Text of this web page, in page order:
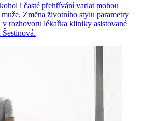
i časté přehřívání varlat mohou
Změna životního stylu parametry
v rozhovoru lékařka kliniky asistované